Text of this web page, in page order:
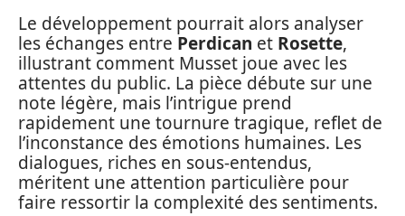
Le développement pourrait alors analyser
les échanges entre Perdican et Rosette,
illustrant comment Musset joue avec les
attentes du public. La pièce débute sur une
note légère, mais l’intrigue prend
rapidement une tournure tragique, reflet de
l’inconstance des émotions humaines. Les
dialogues, riches en sous-entendus,
méritent une attention particulière pour
faire ressortir la complexité des sentiments.